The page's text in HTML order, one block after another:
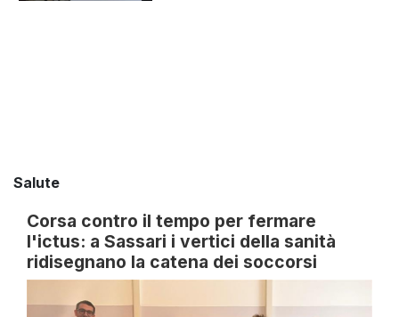
Salute
Corsa contro il tempo per fermare
l'ictus: a Sassari i vertici della sanità
ridisegnano la catena dei soccorsi